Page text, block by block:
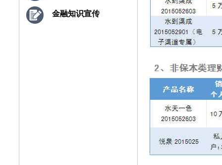
金融知识宣传